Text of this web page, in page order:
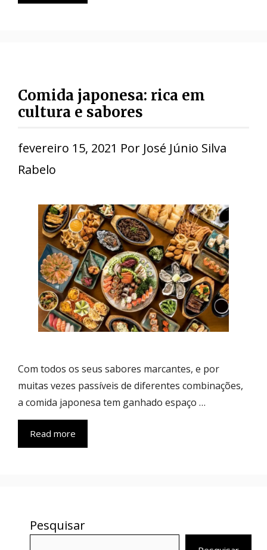
Comida japonesa: rica em
cultura e sabores
fevereiro 15, 2021 Por José Júnio Silva
Rabelo
Com todos os seus sabores marcantes, e por
muitas vezes passíveis de diferentes combinações,
a comida japonesa tem ganhado espaço …
Read more
Pesquisar